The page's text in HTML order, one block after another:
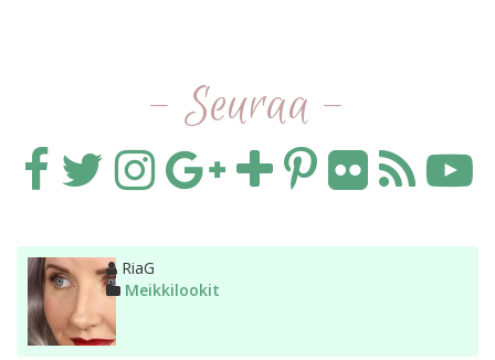
- Seuraa -
Kirjoittaja
RiaG
Kategoriat
Meikkilookit